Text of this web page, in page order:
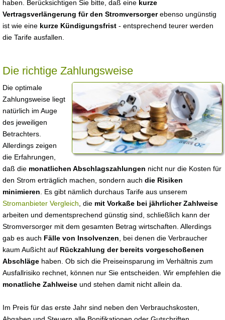
haben. Berücksichtigen Sie bitte, daß eine kurze
Vertragsverlängerung für den Stromversorgerebenso ungünstig
ist wie eine kurze Kündigungsfrist - entsprechend teurer werden
die Tarife ausfallen.
Die richtige Zahlungsweise
Die optimale
Zahlungsweise liegt
natürlich im Auge
des jeweiligen
Betrachters.
Allerdings zeigen
die Erfahrungen,
daß die monatlichen Abschlagszahlungen nicht nur die Kosten für
den Strom erträglich machen, sondern auch die Risiken
minimieren . Es gibt nämlich durchaus Tarife aus unserem
Stromanbieter Vergleich , die mit Vorkaße bei jährlicher Zahlweise
arbeiten und dementsprechend günstig sind, schließlich kann der
Stromversorger mit dem gesamten Betrag wirtschaften. Allerdings
gab es auch Fälle von Insolvenzen , bei denen die Verbraucher
kaum Außicht auf Rückzahlung der bereits vorgeschoßenen
Abschläge haben. Ob sich die Preiseinsparung im Verhältnis zum
Ausfallrisiko rechnet, können nur Sie entscheiden. Wir empfehlen die
monatliche Zahlweise und stehen damit nicht allein da.
Im Preis für das erste Jahr sind neben den Verbrauchskosten,